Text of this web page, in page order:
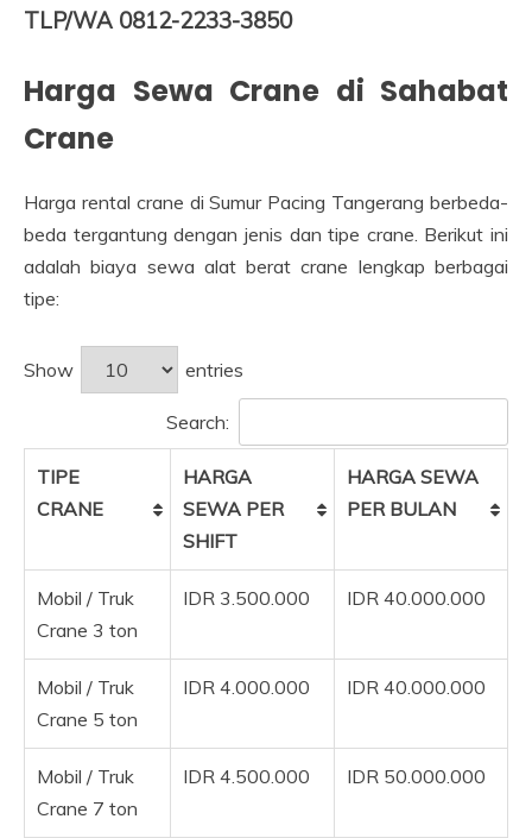
TLP/WA 0812-2233-3850
Harga Sewa Crane di Sahabat
Crane
Harga rental crane di Sumur Pacing Tangerang berbeda-
beda tergantung dengan jenis dan tipe crane. Berikut ini
adalah biaya sewa alat berat crane lengkap berbagai
tipe:
Show entries
Search:
TIPE
CRANE
HARGA
SEWA PER
SHIFT
HARGA SEWA
PER BULAN
Mobil / Truk
Crane 3 ton
IDR 3.500.000 IDR 40.000.000
Mobil / Truk
Crane 5 ton
IDR 4.000.000 IDR 40.000.000
Mobil / Truk
Crane 7 ton
IDR 4.500.000 IDR 50.000.000